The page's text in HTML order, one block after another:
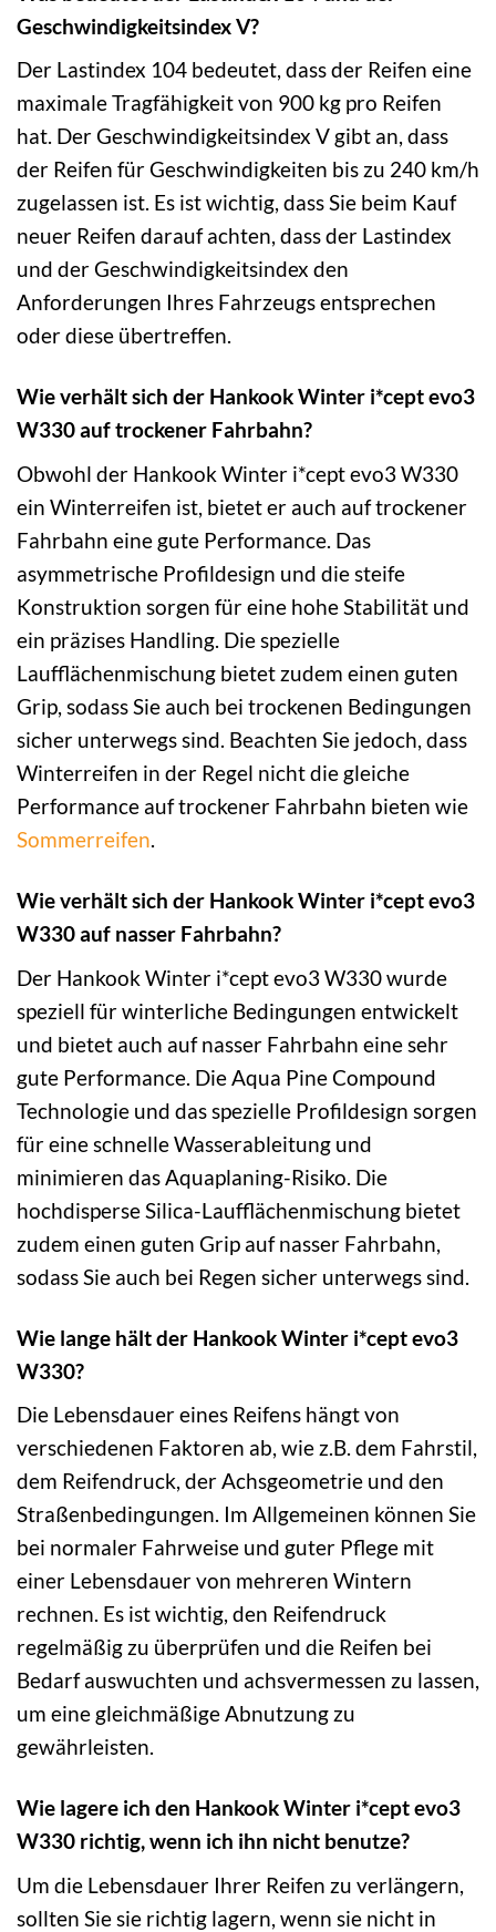
Geschwindigkeitsindex V?
Der Lastindex 104 bedeutet, dass der Reifen eine
maximale Tragfähigkeit von 900 kg pro Reifen
hat. Der Geschwindigkeitsindex V gibt an, dass
der Reifen für Geschwindigkeiten bis zu 240 km/h
zugelassen ist. Es ist wichtig, dass Sie beim Kauf
neuer Reifen darauf achten, dass der Lastindex
und der Geschwindigkeitsindex den
Anforderungen Ihres Fahrzeugs entsprechen
oder diese übertreffen.
Wie verhält sich der Hankook Winter i*cept evo3
W330 auf trockener Fahrbahn?
Obwohl der Hankook Winter i*cept evo3 W330
ein Winterreifen ist, bietet er auch auf trockener
Fahrbahn eine gute Performance. Das
asymmetrische Profildesign und die steife
Konstruktion sorgen für eine hohe Stabilität und
ein präzises Handling. Die spezielle
Laufflächenmischung bietet zudem einen guten
Grip, sodass Sie auch bei trockenen Bedingungen
sicher unterwegs sind. Beachten Sie jedoch, dass
Winterreifen in der Regel nicht die gleiche
Performance auf trockener Fahrbahn bieten wie
Sommerreifen.
Wie verhält sich der Hankook Winter i*cept evo3
W330 auf nasser Fahrbahn?
Der Hankook Winter i*cept evo3 W330 wurde
speziell für winterliche Bedingungen entwickelt
und bietet auch auf nasser Fahrbahn eine sehr
gute Performance. Die Aqua Pine Compound
Technologie und das spezielle Profildesign sorgen
für eine schnelle Wasserableitung und
minimieren das Aquaplaning-Risiko. Die
hochdisperse Silica-Laufflächenmischung bietet
zudem einen guten Grip auf nasser Fahrbahn,
sodass Sie auch bei Regen sicher unterwegs sind.
Wie lange hält der Hankook Winter i*cept evo3
W330?
Die Lebensdauer eines Reifens hängt von
verschiedenen Faktoren ab, wie z.B. dem Fahrstil,
dem Reifendruck, der Achsgeometrie und den
Straßenbedingungen. Im Allgemeinen können Sie
bei normaler Fahrweise und guter Pflege mit
einer Lebensdauer von mehreren Wintern
rechnen. Es ist wichtig, den Reifendruck
regelmäßig zu überprüfen und die Reifen bei
Bedarf auswuchten und achsvermessen zu lassen,
um eine gleichmäßige Abnutzung zu
gewährleisten.
Wie lagere ich den Hankook Winter i*cept evo3
W330 richtig, wenn ich ihn nicht benutze?
Um die Lebensdauer Ihrer Reifen zu verlängern,
sollten Sie sie richtig lagern, wenn sie nicht in